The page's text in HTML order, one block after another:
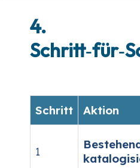
4.
Schritt Aktion
1